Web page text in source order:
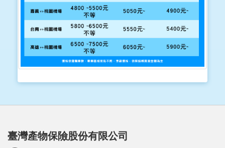
臺灣產物保險股份有限公司